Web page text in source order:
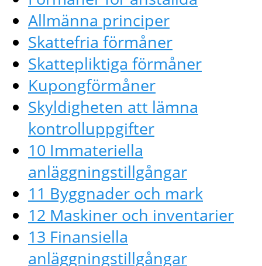
Allmänna principer
Skattefria förmåner
Skattepliktiga förmåner
Kupongförmåner
Skyldigheten att lämna
kontrolluppgifter
10 Immateriella
anläggningstillgångar
11 Byggnader och mark
12 Maskiner och inventarier
13 Finansiella
anläggningstillgångar